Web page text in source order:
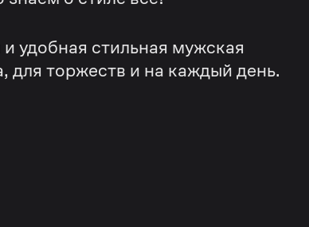
удобная стильная мужская
для торжеств и на каждый день.